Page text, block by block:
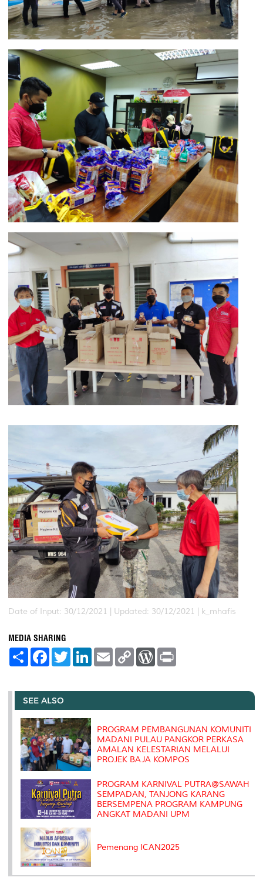
Date of Input: 30/12/2021 | Updated: 30/12/2021 | k_mhafis
MEDIA SHARING
S
e
F
a
b
o
o
k
T
w
t
r
L
e
I
E
m
l
C
L
n
W
P
e
s
t
SEE ALSO
PROGRAM PEMBANGUNAN KOMUNITI
MADANI PULAU PANGKOR PERKASA
AMALAN KELESTARIAN MELALUI
PROJEK BAJA KOMPOS
PROGRAM KARNIVAL PUTRA@SAWAH
SEMPADAN, TANJONG KARANG
BERSEMPENA PROGRAM KAMPUNG
ANGKAT MADANI UPM
Pemenang ICAN2025